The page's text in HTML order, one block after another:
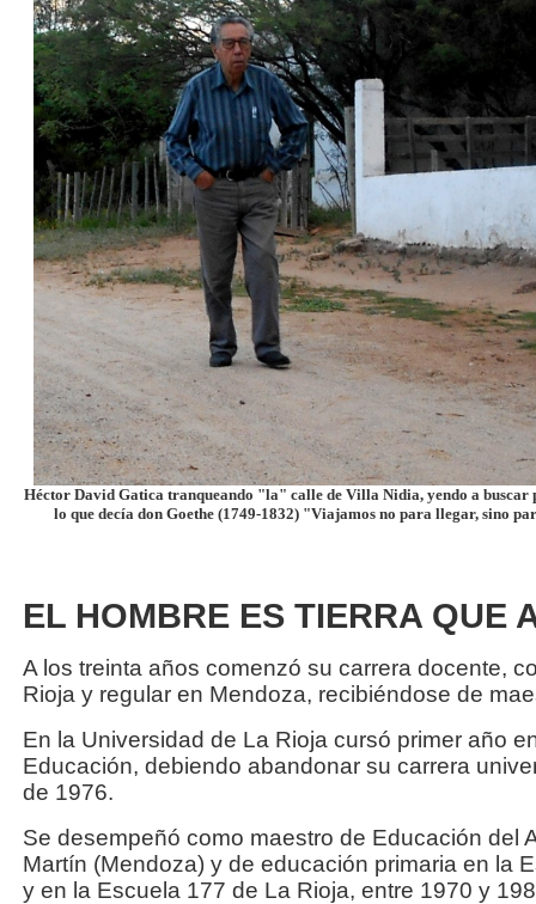
Héctor David Gatica tranqueando "la" calle de Villa Nidia, yendo a buscar
lo que decía don Goethe (1749-1832) "Viajamos no para llegar, sino
EL HOMBRE ES TIERRA QUE
A los treinta años comenzó su carrera docente,
Rioja y regular en Mendoza, recibiéndose de
En la Universidad de La Rioja cursó primer año
Educación, debiendo abandonar su carrera
de 1976.
Se desempeñó como maestro de Educación del
Martín (Mendoza) y de educación primaria en la
y en la Escuela 177 de La Rioja, entre 1970 y